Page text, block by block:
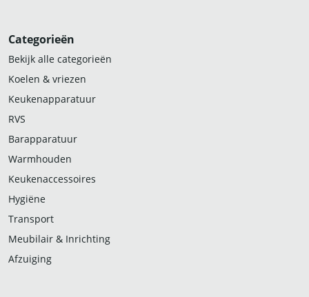
Categorieën
Bekijk alle categorieën
Koelen & vriezen
Keukenapparatuur
RVS
Barapparatuur
Warmhouden
Keukenaccessoires
Hygiëne
Transport
Meubilair & Inrichting
Afzuiging